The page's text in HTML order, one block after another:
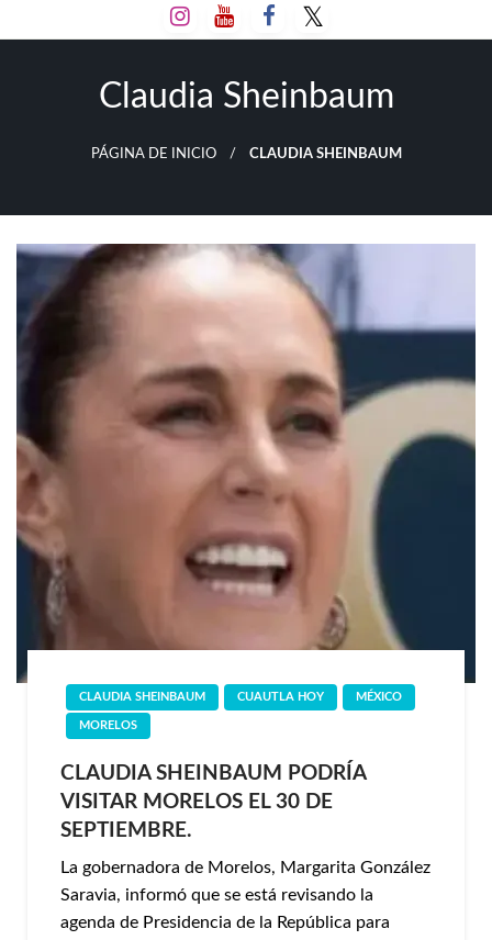
al
Claudia Sheinbaum
PÁGINA DE INICIO CLAUDIA SHEINBAUM
CLAUDIA SHEINBAUM CUAUTLA HOY MÉXICO
MORELOS
CLAUDIA SHEINBAUM PODRÍA
VISITAR MORELOS EL 30 DE
SEPTIEMBRE.
La gobernadora de Morelos, Margarita González
Saravia, informó que se está revisando la
agenda de Presidencia de la República para